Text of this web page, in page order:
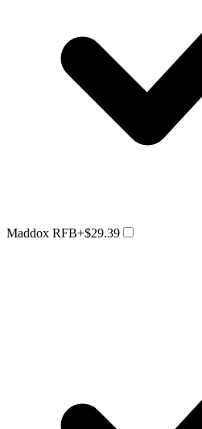
Maddox RFB+$29.39